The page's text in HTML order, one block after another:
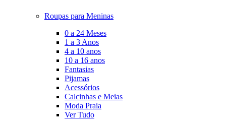
Roupas para Meninas
0 a 24 Meses
1 a 3 Anos
4 a 10 anos
10 a 16 anos
Fantasias
Pijamas
Acessórios
Calcinhas e Meias
Moda Praia
Ver Tudo